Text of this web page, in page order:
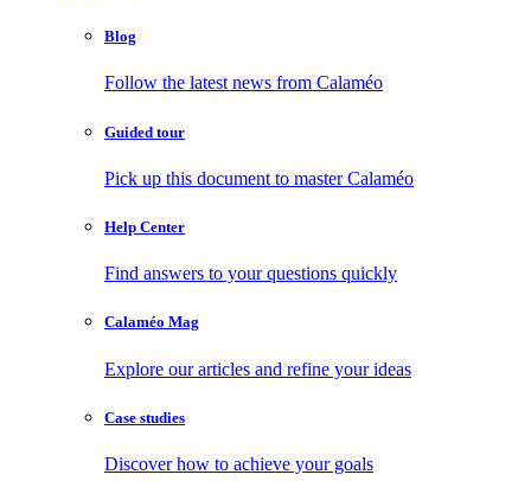
Blog
Follow the latest news from Calaméo
Guided tour
Pick up this document to master Calaméo
Help Center
Find answers to your questions quickly
Calaméo Mag
Explore our articles and refine your ideas
Case studies
Discover how to achieve your goals